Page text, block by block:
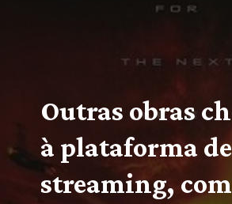
Outras obras
à plataforma de
streaming,